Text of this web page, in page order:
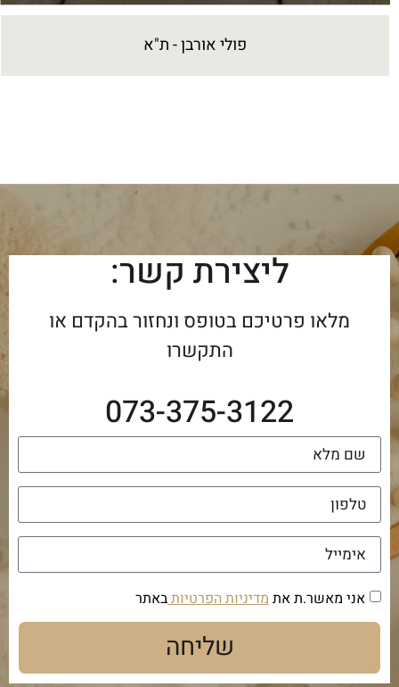
פולי אורבן - ת"א
ליצירת קשר:
מלאו פרטיכם בטופס ונחזור בהקדם או
התקשרו
073-375-3122
אני מאשר.ת אתמדיניות הפרטיותבאתר
שליחה